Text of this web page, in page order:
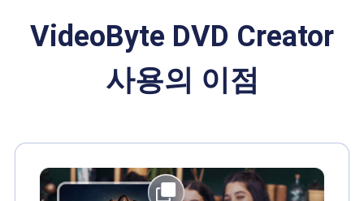
VideoByte DVD Creator
사용의 이점